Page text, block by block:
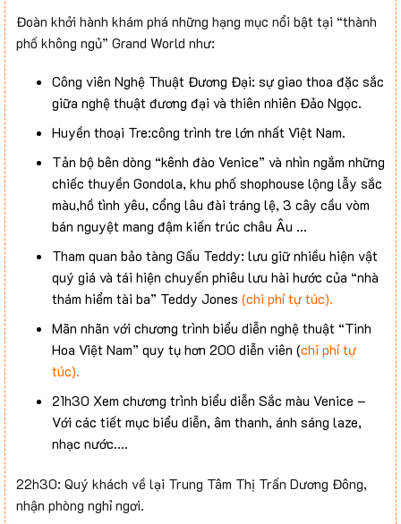
Đoàn khởi hành khám phá những hạng mục nổi bật tại “thành
phố không ngủ” Grand World như:
Công viên Nghệ Thuật Đương Đại: sự giao thoa đặc sắc
giữa nghệ thuật đương đại và thiên nhiên Đảo Ngọc.
Huyền thoại Tre:công trình tre lớn nhất Việt Nam.
Tản bộ bên dòng “kênh đào Venice” và nhìn ngắm những
chiếc thuyền Gondola, khu phố shophouse lộng lẫy sắc
màu,hồ tình yêu, cổng lâu đài tráng lệ, 3 cây cầu vòm
bán nguyệt mang đậm kiến trúc châu Âu …
Tham quan bảo tàng Gấu Teddy: lưu giữ nhiều hiện vật
quý giá và tái hiện chuyến phiêu lưu hài hước của “nhà
thám hiểm tài ba” Teddy Jones (chi phí tự túc).
Mãn nhãn với chương trình biểu diễn nghệ thuật “Tinh
Hoa Việt Nam” quy tụ hơn 200 diễn viên (chi phí tự
túc).
21h30 Xem chương trình biểu diễn Sắc màu Venice –
Với các tiết mục biểu diễn, âm thanh, ánh sáng laze,
nhạc nước….
22h30: Quý khách về lại Trung Tâm Thị Trấn Dương Đông,
nhận phòng nghỉ ngơi.